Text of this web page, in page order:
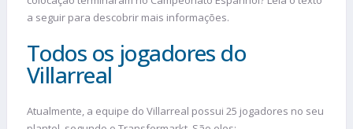
a seguir para descobrir mais informações.
Todos os jogadores do
Villarreal
Atualmente, a equipe do Villarreal possui 25 jogadores no seu